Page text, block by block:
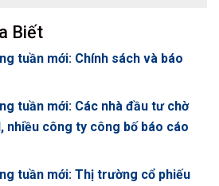
Biết
tuần mới: Chính sách và báo
tuần mới: Các nhà đầu tư chờ
nhiều công ty công bố báo cáo
tuần mới: Thị trường cổ phiếu